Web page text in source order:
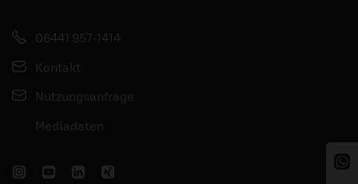
06441 957-1414
Kontakt
Nutzungsanfrage
Mediadaten